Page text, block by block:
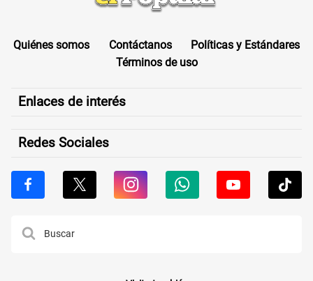
Quiénes somos Contáctanos
Políticas y Estándares
Términos de uso
Enlaces de interés
Redes Sociales